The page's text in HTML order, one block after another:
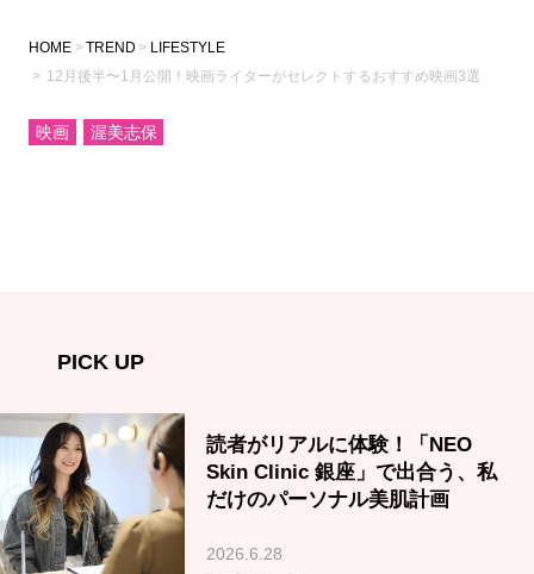
HOME TREND
LIFESTYLE
12月後半〜1月公開！映画ライターがセレクトするおすすめ映画3選
映画 渥美志保
PICK UP
読者がリアルに体験！「NEO
Skin Clinic 銀座」で出合う、私
だけのパーソナル美肌計画
2026.6.28